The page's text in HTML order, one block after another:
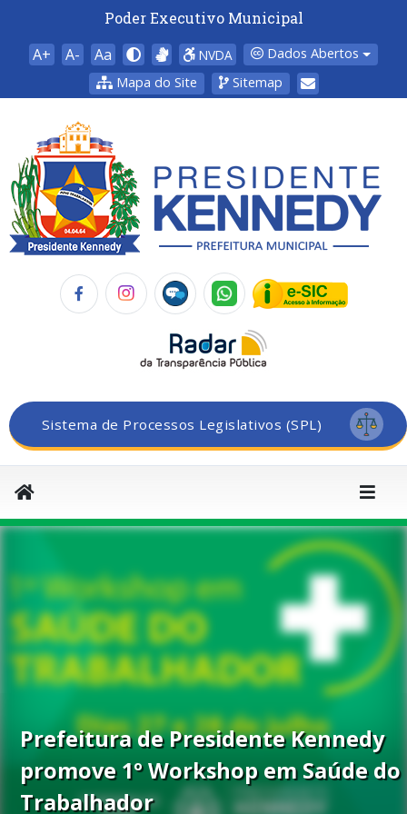
Poder Executivo Municipal
A+ A- Aa NVDA
Dados Abertos
Mapa do Site
Sitemap
Sistema de Processos Legislativos (SPL)
Prefeitura de Presidente Kennedy
promove 1º Workshop em Saúde do
Trabalhador